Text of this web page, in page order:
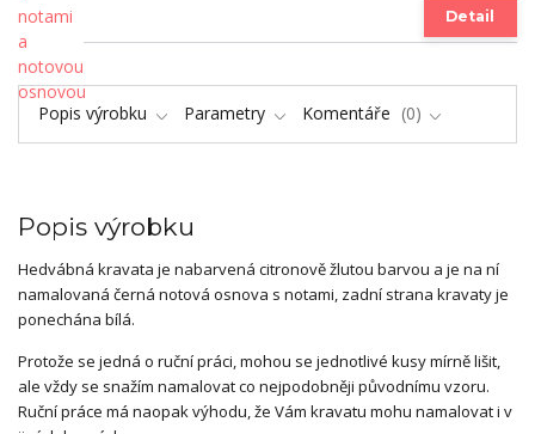
Detail
Popis výrobku Parametry Komentáře 0
Popis výrobku
Hedvábná kravata je nabarvená citronově žlutou barvou a je na ní
namalovaná černá notová osnova s notami, zadní strana kravaty je
ponechána bílá.
Protože se jedná o ruční práci, mohou se jednotlivé kusy mírně lišit,
ale vždy se snažím namalovat co nejpodobněji původnímu vzoru.
Ruční práce má naopak výhodu, že Vám kravatu mohu namalovat i v